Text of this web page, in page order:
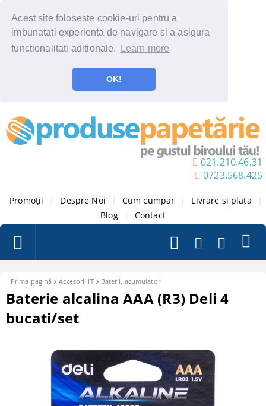
Acest site foloseste cookie-uri pentru a
imbunatati experienta de navigare si a asigura
functionalitati aditionale.
Learn more
OK!
021.210.46.31
0723.568.425
Promoții Despre Noi Cum cumpar Livrare si plata
Blog
Contact
Prima pagină Accesorii IT Baterii, acumulatori
Baterie alcalina AAA (R3) Deli 4
bucati/set